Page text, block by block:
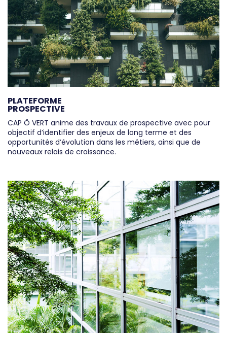
PLATEFORME
PROSPECTIVE
CAP Ô VERT anime des travaux de prospective avec pour
objectif d’identifier des enjeux de long terme et des
opportunités d’évolution dans les métiers, ainsi que de
nouveaux relais de croissance.